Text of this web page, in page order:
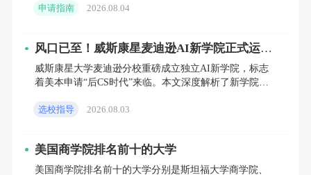
求“稳定之选”的理想标的。
社会科学与历史：广博知识的馈赠，综合型人
位列第三，其薪资中位数与医疗保健专业持
申请指南 2026.08.04
风口已至！威斯康星麦迪逊AI新学院正式运
营，2027/2028届理工科申请者必须关注
威斯康星大学麦迪逊分校重磅成立独立AI新学院，标志
着美本申请“后CS时代”来临。本文深度解析了新学院的
逻辑。针
选校指导 2026.08.03
美国商学院排名前十的大学
美国商学院排名前十的大学分别是斯坦福大学商学院、